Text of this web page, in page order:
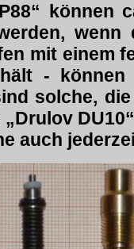
können
mit einem
- können
solche,
„Drulov
auch